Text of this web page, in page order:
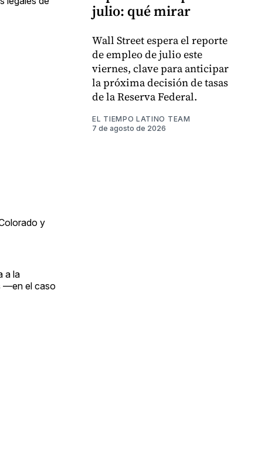
y
a la
—en el caso
julio: qué mirar
Wall Street espera el reporte
de empleo de julio este
viernes, clave para anticipar
la próxima decisión de tasas
de la Reserva Federal.
EL TIEMPO LATINO TEAM
7 de agosto de 2026